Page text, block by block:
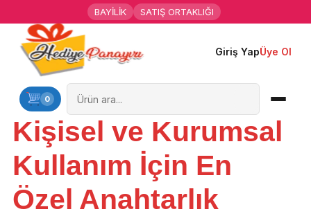
BAYİLİK SATIŞ ORTAKLIĞI
Giriş YapÜye Ol
0
Ana Sayfa
Kişiye Özel Hediyeler
Hediyen Kime
Mesleklere Özel Hediyeler
Özel Günler
Kişisel ve Kurumsal
Kullanım İçin En
Özel Anahtarlık